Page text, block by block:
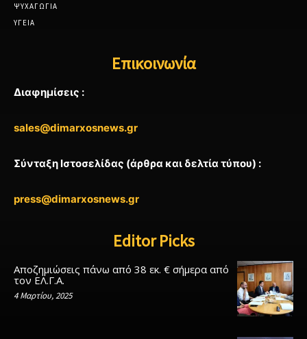
ΨΥΧΑΓΩΓΙΑ
ΥΓΕΙΑ
Επικοινωνία
Διαφημίσεις :
sales@dimarxosnews.gr
Σύνταξη Ιστοσελίδας (άρθρα και δελτία τύπου) :
press@dimarxosnews.gr
Editor Picks
Αποζημιώσεις πάνω από 38 εκ. € σήμερα από
τον ΕΛ.Γ.Α.
4 Μαρτίου, 2025